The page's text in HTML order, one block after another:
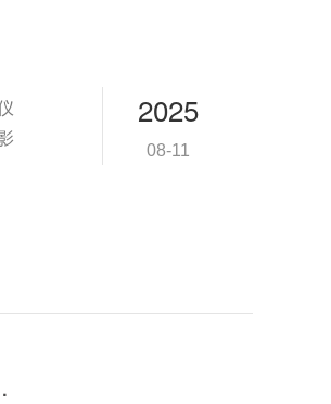
2025
08-11
检测技术交流会”